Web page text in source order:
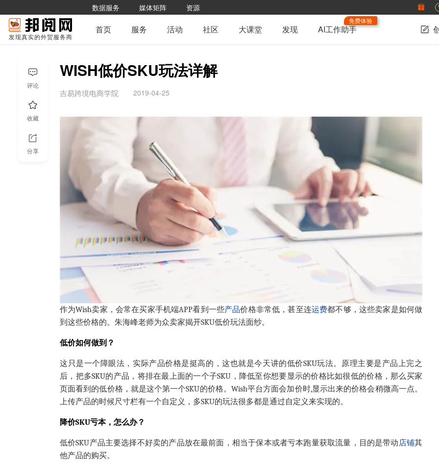
数据服务 媒体矩阵 资源
发现真实的外贸服务商
首页 服务 活动 社区 大课堂 发现 AI工作助手
免费体验
WISH低价SKU玩法详解
吉易跨境电商学院 2019-04-25
作为Wish卖家，会常在买家手机端APP看到一些产品价格非常低，甚至连运费都不够，这些卖家是如何做
到这些价格的。朱海峰老师为众卖家揭开SKU低价玩法面纱。
低价如何做到？
这只是一个障眼法，实际产品价格是挺高的，这也就是今天讲的低价SKU玩法。原理主要是产品上完之
后，把多SKU的产品，将排在最上面的一个子SKU，降低至你想要显示的价格比如很低的价格，那么买家
页面看到的低价格，就是这个第一个SKU的价格。Wish平台方面会加价时,显示出来的价格会稍微高一点。
上传产品的时候尺寸栏有一个自定义，多SKU的玩法很多都是通过自定义来实现的。
降价SKU亏本，怎么办？
低价SKU产品主要选择不好卖的产品放在最前面，相当于保本或者亏本跑量获取流量，目的是带动 店铺其
他产品的购买。
评论
收藏
分享